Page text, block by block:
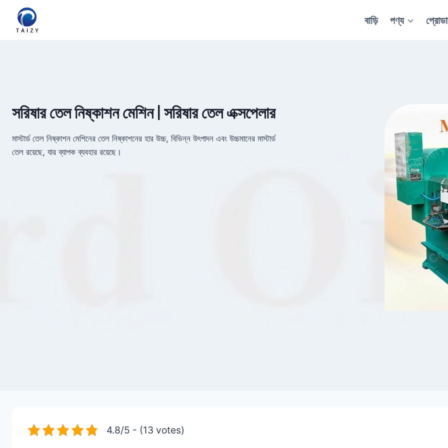
content
বাড়ি পণ্য
সরিষার তেল নিষ্কাশন মেশিন | সরিষার তেল এক্সপেলার
মাস্টার্ড তেল নিষ্কাশন মেশিনের তেল নিষ্কাশনের হার উচ্চ, বিভিন্ন উৎপাদন এবং উচ্চমানের মাস্টার্ড
তেল রয়েছে, যার ব্যাপক ব্যবহার রয়েছে।
4.8/5 - (13 votes)